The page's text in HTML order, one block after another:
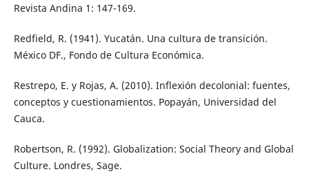
Revista Andina 1: 147-169.
Redfield, R. (1941). Yucatán. Una cultura de transición.
México DF., Fondo de Cultura Económica.
Restrepo, E. y Rojas, A. (2010). Inflexión decolonial: fuentes,
conceptos y cuestionamientos. Popayán, Universidad del
Cauca.
Robertson, R. (1992). Globalization: Social Theory and Global
Culture. Londres, Sage.